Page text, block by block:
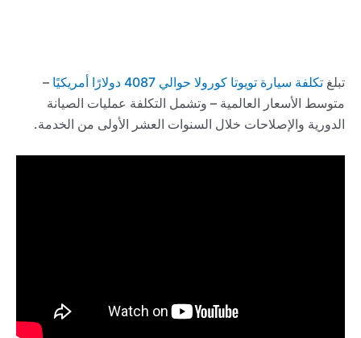
تبلغ تكلفة سيارة تويوتا كورولا حوالي 4087 دولارًا أمريكيًا
–
متوسط الأسعار العالمية – وتشمل التكلفة عمليات الصيانة
الدورية والإصلاحات خلال السنوات العشر الأولى من الخدمة.